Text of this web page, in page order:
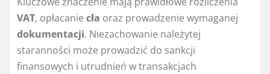
VAT, opłacanie cła oraz prowadzenie wymaganej
dokumentacji. Niezachowanie należytej
staranności może prowadzić do sankcji
finansowych i utrudnień w transakcjach